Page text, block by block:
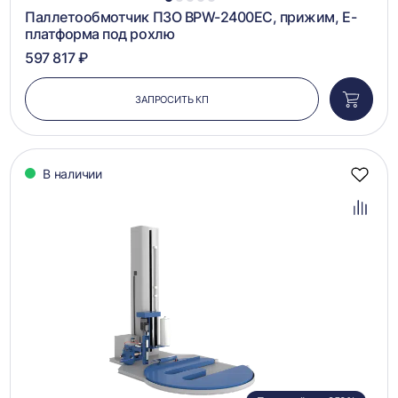
Паллетообмотчик ПЗО BPW-2400EC, прижим, Е-
платформа под рохлю
597 817 ₽
ЗАПРОСИТЬ КП
в
В наличии